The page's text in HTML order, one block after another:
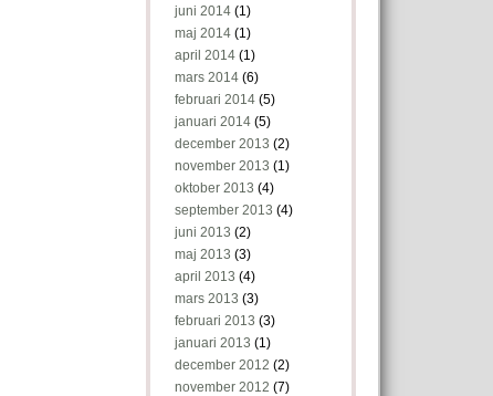
juni 2014 (1)
maj 2014 (1)
april 2014 (1)
mars 2014 (6)
februari 2014 (5)
januari 2014 (5)
december 2013 (2)
november 2013 (1)
oktober 2013 (4)
september 2013 (4)
juni 2013 (2)
maj 2013 (3)
april 2013 (4)
mars 2013 (3)
februari 2013 (3)
januari 2013 (1)
december 2012 (2)
november 2012 (7)